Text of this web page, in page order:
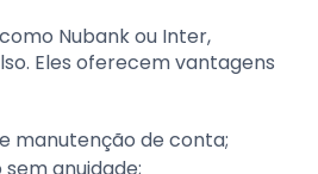
Nubank ou Inter,
Eles oferecem vantagens
manutenção de conta;